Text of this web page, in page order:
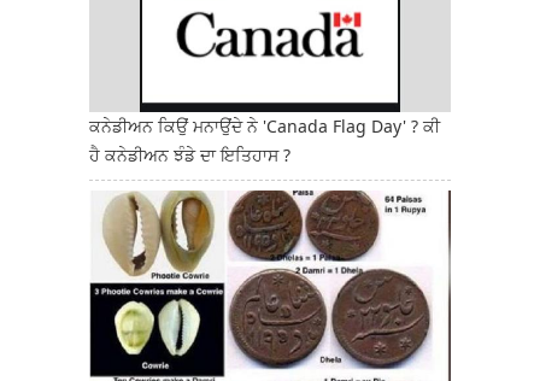
ਕਨੇਡੀਅਨ ਕਿਉਂ ਮਨਾਉਂਦੇ ਨੇ 'Canada Flag Day' ? ਕੀ
ਹੈ ਕਨੇਡੀਅਨ ਝੰਡੇ ਦਾ ਇਤਿਹਾਸ ?